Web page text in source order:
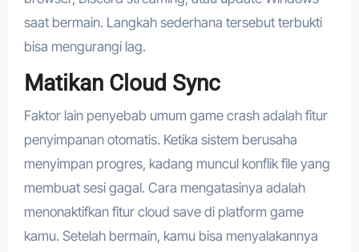
saat bermain. Langkah sederhana tersebut terbukti
bisa mengurangi lag.
Matikan Cloud Sync
Faktor lain penyebab umum game crash adalah fitur
penyimpanan otomatis. Ketika sistem berusaha
menyimpan progres, kadang muncul konflik file yang
membuat sesi gagal. Cara mengatasinya adalah
menonaktifkan fitur cloud save di platform game
kamu. Setelah bermain, kamu bisa menyalakannya